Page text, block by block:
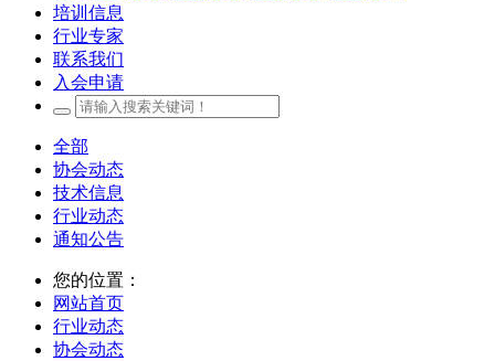
培训信息
行业专家
联系我们
入会申请
全部
协会动态
技术信息
行业动态
通知公告
您的位置：
网站首页
行业动态
协会动态